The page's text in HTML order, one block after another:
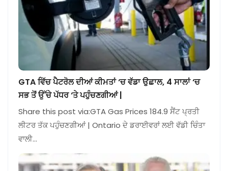
GTA ਵਿੱਚ ਪੈਟਰੋਲ ਦੀਆਂ ਕੀਮਤਾਂ ‘ਚ ਵੱਡਾ ਉਛਾਲ, 4 ਸਾਲਾਂ ‘ਚ
ਸਭ ਤੋਂ ਉੱਚੇ ਪੱਧਰ ‘ਤੇ ਪਹੁੰਚਣਗੀਆਂ |
Share this post via:GTA Gas Prices 184.9 ਸੈਂਟ ਪ੍ਰਤੀ
ਲੀਟਰ ਤੱਕ ਪਹੁੰਚਣਗੀਆਂ | Ontario ਦੇ ਡਰਾਈਵਰਾਂ ਲਈ ਵੱਡੀ ਚਿੰਤਾ
ਵਾਲੀ…